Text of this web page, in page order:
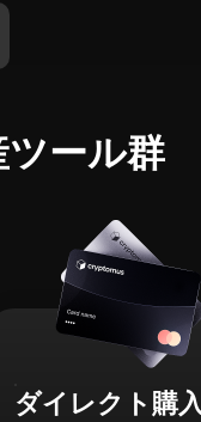
ール群
ダイレクト購